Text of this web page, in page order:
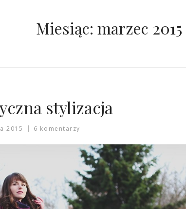
Miesiąc: marzec 2015
stylizacja
2015 6 komentarzy